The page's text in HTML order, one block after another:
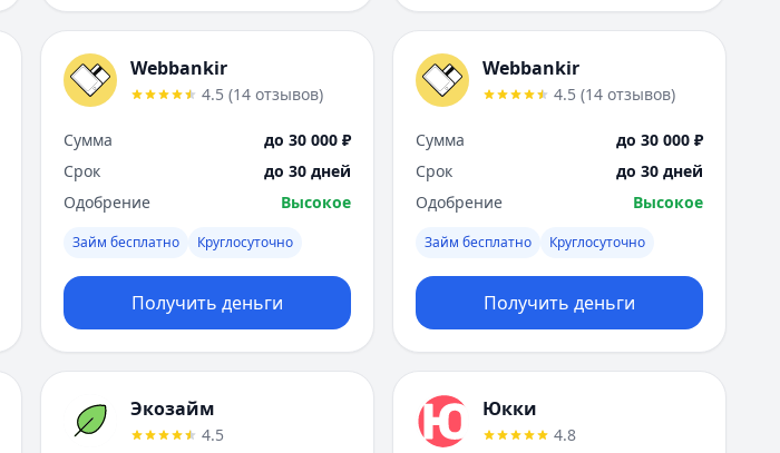
Webbankir
4.5 (14 отзывов)
Сумма
до 30 000 ₽
Срок
до 30 дней
Одобрение
Высокое
Займ бесплатно Круглосуточно
Получить деньги
Webbankir
4.5 (14 отзывов)
Сумма
до 30 000 ₽
Срок
до 30 дней
Одобрение
Высокое
Займ бесплатно Круглосуточно
Получить деньги
Экозайм
4.5
Юкки
4.8